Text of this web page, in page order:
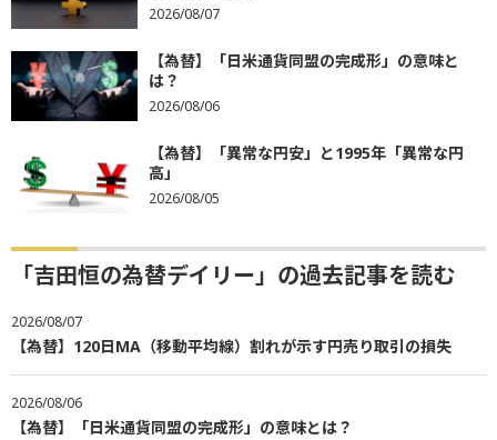
2026/08/07
【為替】「日米通貨同盟の完成形」の意味と
は？
2026/08/06
【為替】「異常な円安」と1995年「異常な円
高」
2026/08/05
「吉田恒の為替デイリー」の過去記事を読む
2026/08/07
【為替】120日MA（移動平均線）割れが示す円売り取引の損失
2026/08/06
【為替】「日米通貨同盟の完成形」の意味とは？